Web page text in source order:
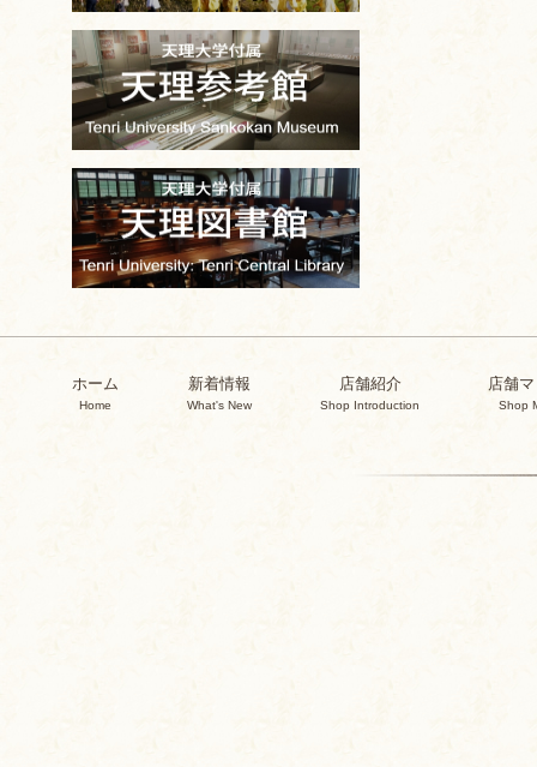
ホーム
Home
新着情報
What's New
店舗紹介
Shop Introduction
店舗
Shop